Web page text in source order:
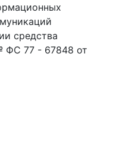
средства
ФС 77 - 67848 от